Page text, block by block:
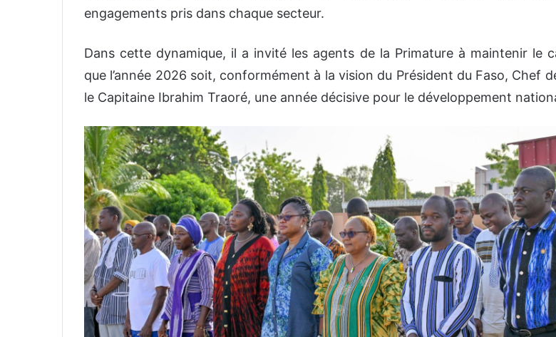
engagements pris dans chaque secteur.
‎Dans cette dynamique, il a invité les agents de la Primature à maintenir le
que l’année 2026 soit, conformément à la vision du Président du Faso, Chef
le Capitaine Ibrahim Traoré, une année décisive pour le développement